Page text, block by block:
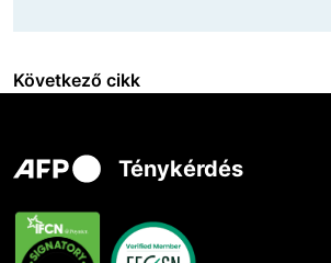
Következő cikk
Ténykérdés